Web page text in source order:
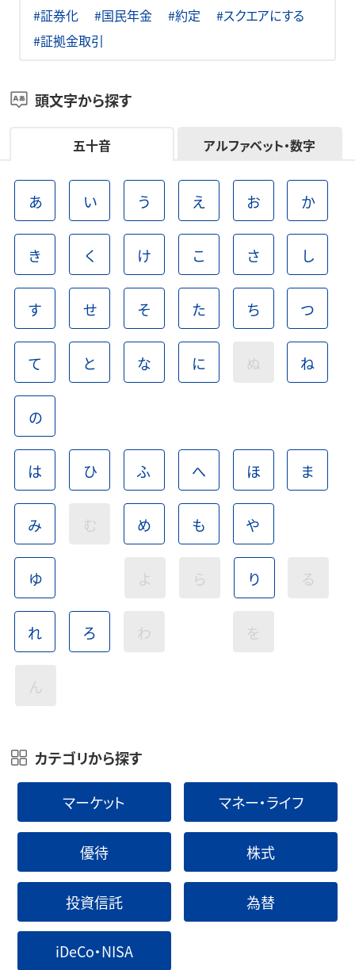
#証券化
#国民年金 #約定
#スクエアにする
#証拠金取引
頭文字から探す
五十音 アルファベット・数字
あ い う え お か
き く け こ さ し
す せ そ た ち つ
て と な に ぬ ね
の
は ひ ふ へ ほ ま
み む め も や
ゆ よ ら り る
れ ろ わ を
ん
カテゴリから探す
マーケット マネー・ライフ
優待 株式
投資信託 為替
iDeCo・NISA